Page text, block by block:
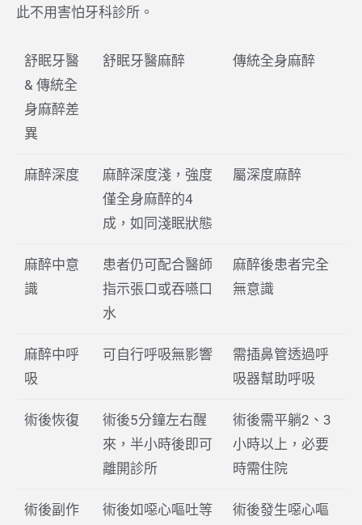
此不用害怕牙科診所。
舒眠牙醫
& 傳統全
身麻醉差
異
舒眠牙醫麻醉 傳統全身麻醉
麻醉深度
麻醉深度淺，強度
僅全身麻醉的4
成，如同淺眠狀態
屬深度麻醉
麻醉中意
識
患者仍可配合醫師
指示張口或吞嚥口
水
麻醉後患者完全
無意識
麻醉中呼
吸
可自行呼吸無影響
需插鼻管透過呼
吸器幫助呼吸
術後恢復
術後5分鐘左右醒
來，半小時後即可
離開診所
術後需平躺2、3
小時以上，必要
時需住院
術後副作
術後如噁心嘔吐等
術後發生噁心嘔